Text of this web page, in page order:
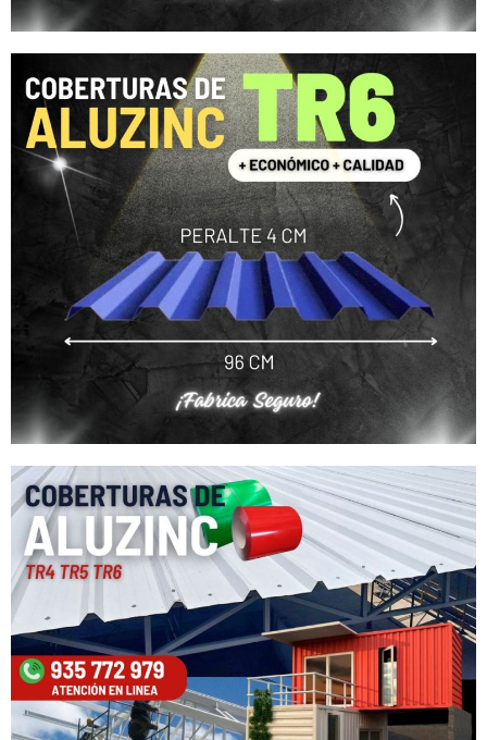
Nuestro equipo de atención al cliente
está aquí para responder a sus
preguntas. ¡Pregúntenos cualquier